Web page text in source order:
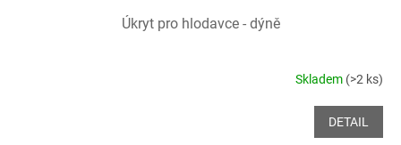
Úkryt pro hlodavce - dýně
Skladem (>2 ks)
DETAIL